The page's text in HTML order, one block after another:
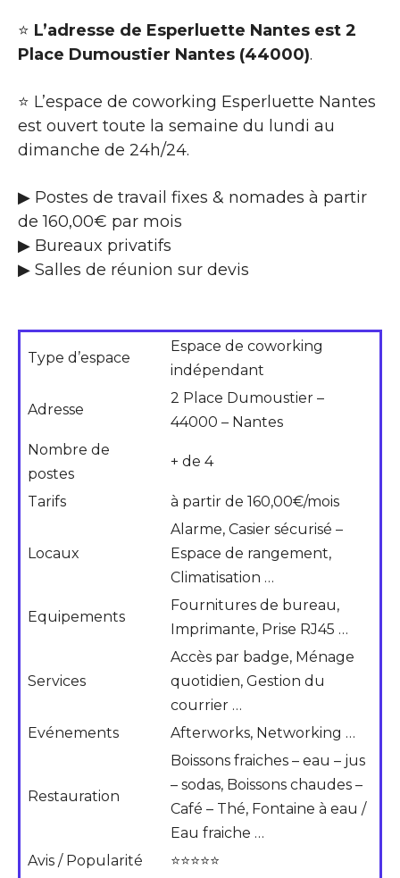
⭐ L’adresse de Esperluette Nantes est 2
Place Dumoustier Nantes (44000).
⭐ L’espace de coworking Esperluette Nantes
est ouvert toute la semaine du lundi au
dimanche de 24h/24.
▶ Postes de travail fixes & nomades à partir
de 160,00€ par mois
▶ Bureaux privatifs
▶ Salles de réunion sur devis
Type d’espace
Espace de coworking
indépendant
Adresse
2 Place Dumoustier –
44000 – Nantes
Nombre de
postes
+ de 4
Tarifs à partir de 160,00€/mois
Locaux
Alarme, Casier sécurisé –
Espace de rangement,
Climatisation …
Equipements
Fournitures de bureau,
Imprimante, Prise RJ45 …
Services
Accès par badge, Ménage
quotidien, Gestion du
courrier …
Evénements
Afterworks, Networking …
Restauration
Boissons fraiches – eau – jus
– sodas, Boissons chaudes –
Café – Thé, Fontaine à eau /
Eau fraiche …
Avis / Popularité
⭐⭐⭐⭐⭐